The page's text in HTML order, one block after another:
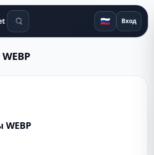
Поиск инструментов 🇷🇺 Вход
WEBP